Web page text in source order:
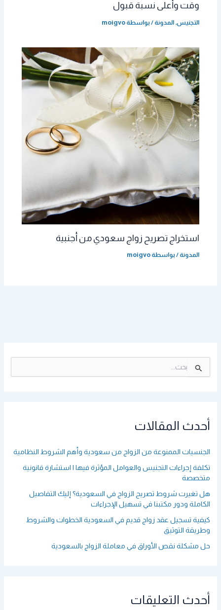
وقت وأعلى نسبة قبول
التجنيس,المدونة / بواسطة moigvo
استخراج تصريح زواج سعودي من أجنبية
المدونة / بواسطة moigvo
ل
ع
ن
أحدث المقالات
الجنسيات الممنوعة من الزواج من سعودية وأهم الشروط النظامية
تكلفة إجراءات التجنيس والعوامل المؤثرة فيها | استشارة قانونية
متخصصة
هل تغيرت شروط تصريح الزواج في السعودية؟ إليك التفاصيل
الكاملة ودور مكتبنا في تسهيل الإجراءات
كيفية تسجيل عقد زواج قديم في السعودية الخطوات والشروط
وطريقة التوثيق
حل مشكلة نقص الأوراق في معاملة الزواج بالسعودية
أحدث التعليقات